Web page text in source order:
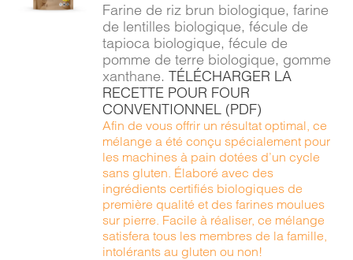
DÉTAILS
Farine de riz brun biologique, farine
de lentilles biologique, fécule de
tapioca biologique, fécule de
pomme de terre biologique, gomme
xanthane.TÉLÉCHARGER LA
RECETTE POUR FOUR
CONVENTIONNEL (PDF)
Afin de vous offrir un résultat optimal, ce
mélange a été conçu spécialement pour
les machines à pain dotées d’un cycle
sans gluten. Élaboré avec des
ingrédients certifiés biologiques de
première qualité et des farines moulues
sur pierre. Facile à réaliser, ce mélange
satisfera tous les membres de la famille,
intolérants au gluten ou non!